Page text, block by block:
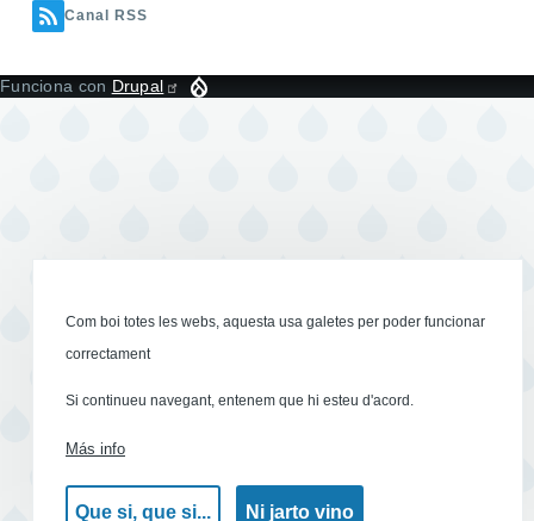
Canal RSS
Funciona con Drupal
Com boi totes les webs, aquesta usa galetes per poder funcionar
correctament
Si continueu navegant, entenem que hi esteu d'acord.
Más info
Que si, que si... Ni jarto vino